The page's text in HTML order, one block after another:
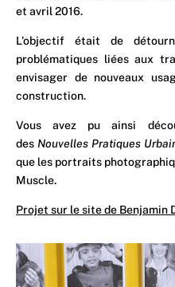
et avril 2016.
L’objectif était de
problématiques liées aux
envisager de nouveaux
construction.
Vous avez pu ainsi
des Nouvelles Pratiques
que les portraits
Muscle.
Projet sur le site de Benjamin